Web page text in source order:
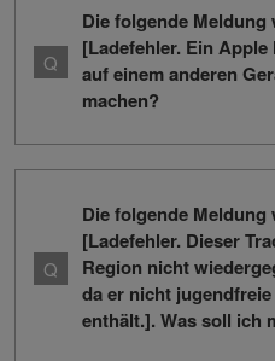
Die folgende
[Ladefehler. Ein
auf einem anderen
machen?
Die folgende
[Ladefehler. Dieser
Region nicht
da er nicht
enthält.]. Was soll ich